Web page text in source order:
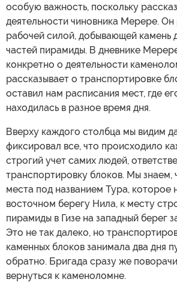
особую важность, поскольку
деятельности чиновника Мерере. Он
рабочей силой, добывающей камень
частей пирамиды. В дневнике
конкретно о деятельности
рассказывает о транспортировке
оставил нам расписания мест, где
находилась в разное время дня.
Вверху каждого столбца мы видим
фиксировал все, что происходило
строгий учет самих людей,
транспортировку блоков. Мы знаем,
места под названием Тура, которое
восточном берегу Нила, к месту
пирамиды в Гизе на западный берег
Это не так далеко, но
каменных блоков занимала два дня
обратно. Бригада сразу же
вернуться к каменоломне.